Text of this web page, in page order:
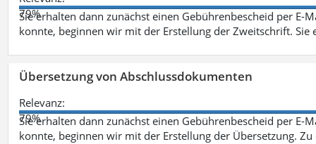
79%
Sie erhalten dann zunächst einen Gebührenbescheid per E-
konnte, beginnen wir mit der Erstellung der Zweitschrift. Sie
Übersetzung von Abschlussdokumenten
Relevanz:
79%
Sie erhalten dann zunächst einen Gebührenbescheid per E-
konnte, beginnen wir mit der Erstellung der Übersetzung.